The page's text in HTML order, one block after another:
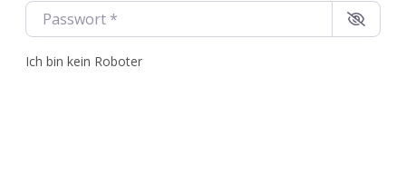
Passwort
Ich bin kein Roboter